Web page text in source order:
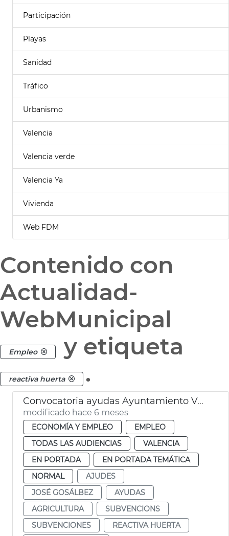
Participación
Playas
Sanidad
Tráfico
Urbanismo
Valencia
Valencia verde
Valencia Ya
Vivienda
Web FDM
Contenido con
Actualidad-
WebMunicipal
Empleo y etiqueta
reactiva huerta .
Convocatoria ayudas Ayuntamiento València sector primario
modificado hace 6 meses
ECONOMÍA Y EMPLEO
EMPLEO
TODAS LAS AUDIENCIAS
VALENCIA
EN PORTADA
EN PORTADA TEMÁTICA
NORMAL
AJUDES
JOSÉ GOSÁLBEZ
AYUDAS
AGRICULTURA
SUBVENCIONS
SUBVENCIONES
REACTIVA HUERTA